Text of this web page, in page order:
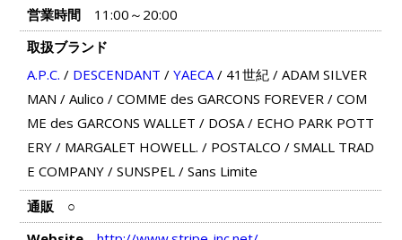
営業時間
11:00～20:00
取扱ブランド
A.P.C. / DESCENDANT / YAECA/ 41世紀/ ADAM SILVER
MAN / Aulico / COMME des GARCONS FOREVER/ COM
ME des GARCONS WALLET / DOSA/ ECHO PARK POTT
ERY/ MARGALET HOWELL. / POSTALCO / SMALL TRAD
E COMPANY/ SUNSPEL/ Sans Limite
通販
○